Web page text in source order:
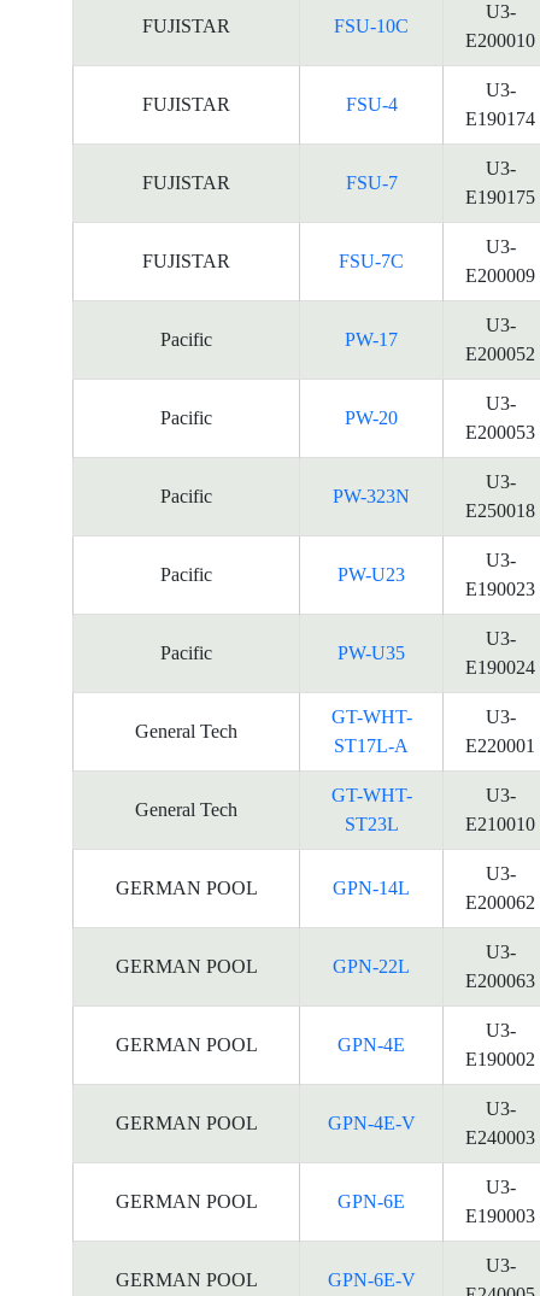
FUJISTAR FSU-10C
U3-
E200010
FUJISTAR FSU-4
U3-
E190174
FUJISTAR FSU-7
U3-
E190175
FUJISTAR FSU-7C
U3-
E200009
Pacific PW-17
U3-
E200052
Pacific PW-20
U3-
E200053
Pacific PW-323N
U3-
E250018
Pacific PW-U23
U3-
E190023
Pacific PW-U35
U3-
E190024
General Tech
GT-WHT-
ST17L-A
U3-
E220001
General Tech
GT-WHT-
ST23L
U3-
E210010
GERMAN POOL GPN-14L
U3-
E200062
GERMAN POOL GPN-22L
U3-
E200063
GERMAN POOL GPN-4E
U3-
E190002
GERMAN POOL GPN-4E-V
U3-
E240003
GERMAN POOL GPN-6E
U3-
E190003
GERMAN POOL GPN-6E-V
U3-